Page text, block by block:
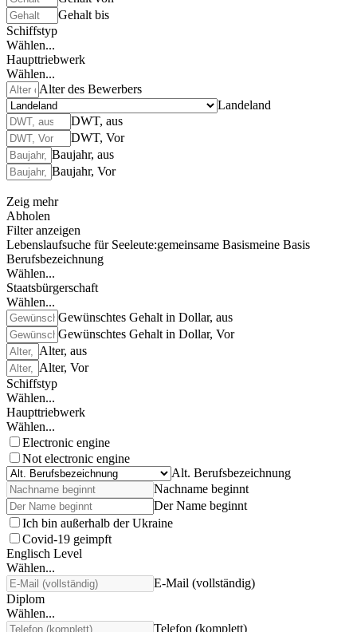
Gehalt bis
Schiffstyp
Wählen...
Haupttriebwerk
Wählen...
Alter des Bewerbers
Landeland
DWT, aus
DWT, Vor
Baujahr, aus
Baujahr, Vor
Zeig mehr
Abholen
Filter anzeigen
Lebenslaufsuche für Seeleute:gemeinsame Basismeine Basis
Berufsbezeichnung
Wählen...
Staatsbürgerschaft
Wählen...
Gewünschtes Gehalt in Dollar, aus
Gewünschtes Gehalt in Dollar, Vor
Alter, aus
Alter, Vor
Schiffstyp
Wählen...
Haupttriebwerk
Wählen...
Electronic engine
Not electronic engine
Alt. Berufsbezeichnung
Nachname beginnt
Der Name beginnt
Ich bin außerhalb der Ukraine
Covid-19 geimpft
Englisch Level
Wählen...
E-Mail (vollständig)
Diplom
Wählen...
Telefon (komplett)